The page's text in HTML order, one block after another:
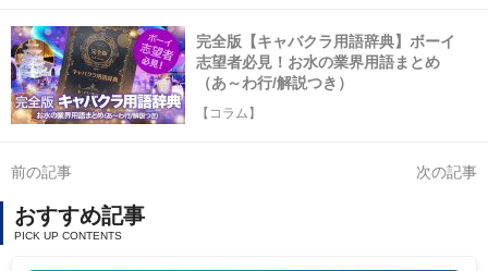
完全版【キャバクラ用語辞典】ボーイ
志望者必見！お水の業界用語まとめ
（あ～わ行/解説つき）
【コラム】
前の記事 次の記事
おすすめ記事